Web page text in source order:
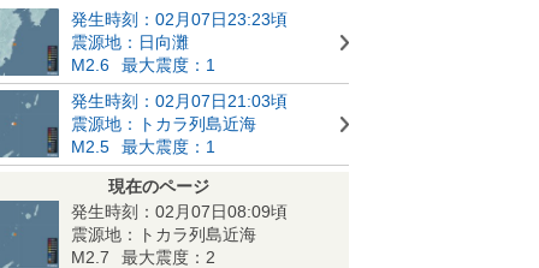
発生時刻：02月07日23:23頃
震源地：日向灘
M2.6
最大震度：1
発生時刻：02月07日21:03頃
震源地：トカラ列島近海
M2.5
最大震度：1
現在のページ
発生時刻：02月07日08:09頃
震源地：トカラ列島近海
M2.7
最大震度：2